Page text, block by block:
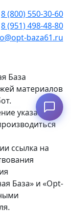
8 (800) 550-30-60
8 (951) 498-48-80
baza61.ru
База
материалов
указанных
ссылка на
База» и «Opt-